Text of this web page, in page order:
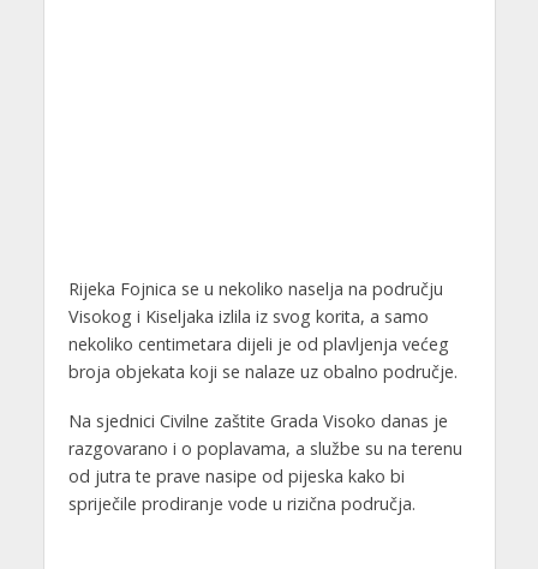
Rijeka Fojnica se u nekoliko naselja na području
Visokog i Kiseljaka izlila iz svog korita, a samo
nekoliko centimetara dijeli je od plavljenja većeg
broja objekata koji se nalaze uz obalno područje.
Na sjednici Civilne zaštite Grada Visoko danas je
razgovarano i o poplavama, a službe su na terenu
od jutra te prave nasipe od pijeska kako bi
spriječile prodiranje vode u rizična područja.